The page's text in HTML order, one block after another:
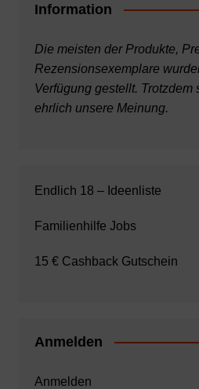
Information
Die meisten der Produkte,
Rezensionsexemplare
Verfügung gestellt. Trotzdem
ehrlich unsere Meinung.
Endlich 18 – Ideenliste
Familienhilfe Jobs
15 € Cashback Gutschein
Anmelden
Anmelden